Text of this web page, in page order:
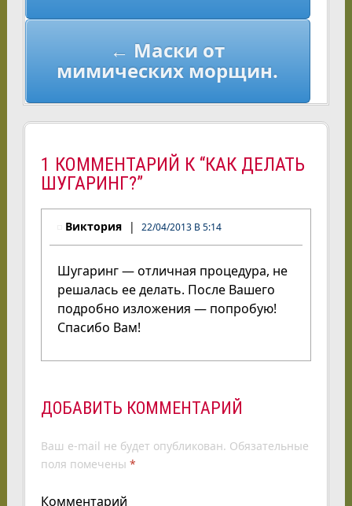
← Маски от
мимических морщин.
1 КОММЕНТАРИЙ К “КАК ДЕЛАТЬ
ШУГАРИНГ?”
Виктория 22/04/2013 В 5:14
Шугаринг — отличная процедура, не
решалась ее делать. После Вашего
подробно изложения — попробую!
Спасибо Вам!
ДОБАВИТЬ КОММЕНТАРИЙ
Ваш e-mail не будет опубликован. Обязательные
поля помечены *
Комментарий